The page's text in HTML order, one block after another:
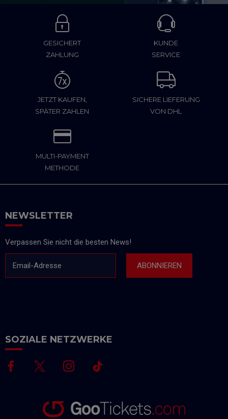
GESICHERT
ZAHLUNG
KUNDE
SERVICE
JETZT KAUFEN,
SPÄTER ZAHLEN
SICHERE LIEFERUNG
VON DHL
MULTI-PAYMENT
METHODE
NEWSLETTER
Verpassen Sie nicht die besten News!
Email-Adresse ABONNIEREN
SOZIALE NETZWERKE